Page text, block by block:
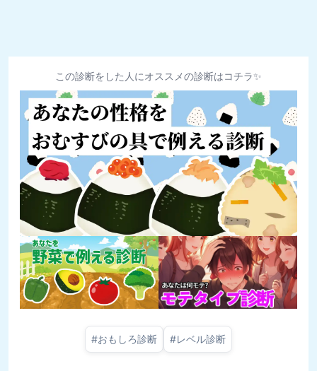
この診断をした人にオススメの診断はコチラ✨
#おもしろ診断 #レベル診断